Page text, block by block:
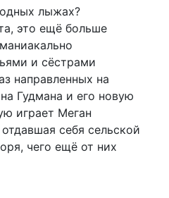
лыжах?
это ещё больше
и сёстрами
направленных на
Гудмана и его новую
играет Меган
себя сельской
чего ещё от них